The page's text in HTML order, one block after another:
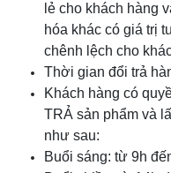
lẻ cho khách hàng
hóa khác có giá trị
chênh lệch cho
Thời gian đổi trả
Khách hàng có
TRẢ sản phẩm và
như sau:
Buổi sáng: từ 9h